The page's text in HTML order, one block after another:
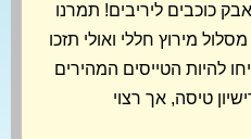
כוכבים ליריבים! תמרנו
מירוץ חללי ואולי תזכו
להיות הטייסים המהירים
טיסה, אך רצוי